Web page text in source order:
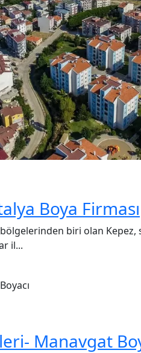
Boya Firması
bölgelerinden biri olan
il...
Manavgat